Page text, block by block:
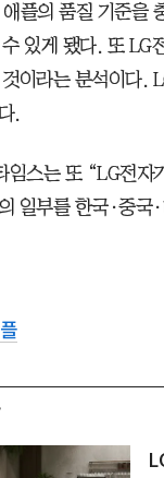
플의 품질 기준을
있게 됐다. 또 LG
이라는 분석이다.
.
임스는 또 “LG전
일부를 한국·중국